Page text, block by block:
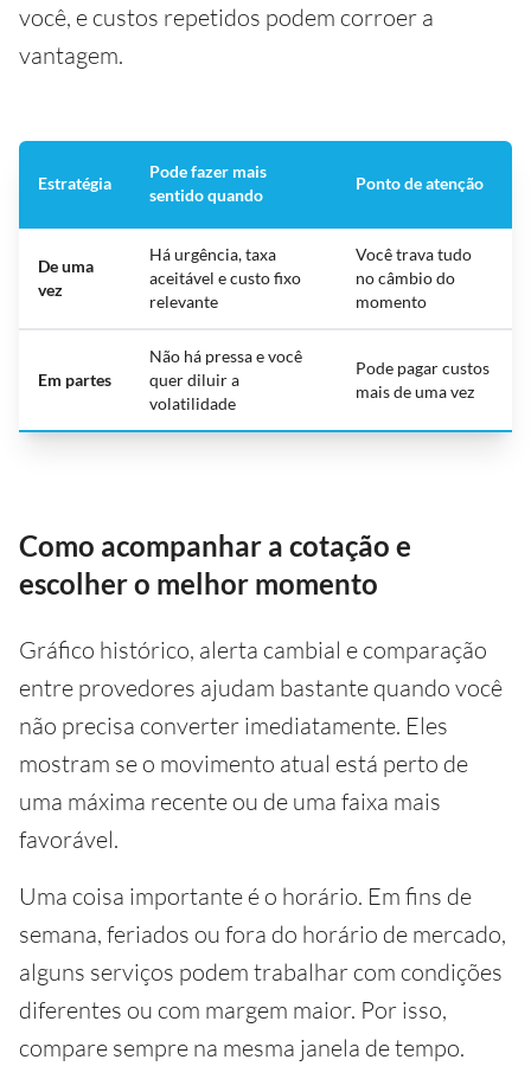
você, e custos repetidos podem corroer a
vantagem.
Estratégia
Pode fazer mais
sentido quando
Ponto de atenção
De uma
vez
Há urgência, taxa
aceitável e custo fixo
relevante
Você trava tudo
no câmbio do
momento
Em partes
Não há pressa e você
quer diluir a
volatilidade
Pode pagar custos
mais de uma vez
Como acompanhar a cotação e
escolher o melhor momento
Gráfico histórico, alerta cambial e comparação
entre provedores ajudam bastante quando você
não precisa converter imediatamente. Eles
mostram se o movimento atual está perto de
uma máxima recente ou de uma faixa mais
favorável.
Uma coisa importante é o horário. Em fins de
semana, feriados ou fora do horário de mercado,
alguns serviços podem trabalhar com condições
diferentes ou com margem maior. Por isso,
compare sempre na mesma janela de tempo.